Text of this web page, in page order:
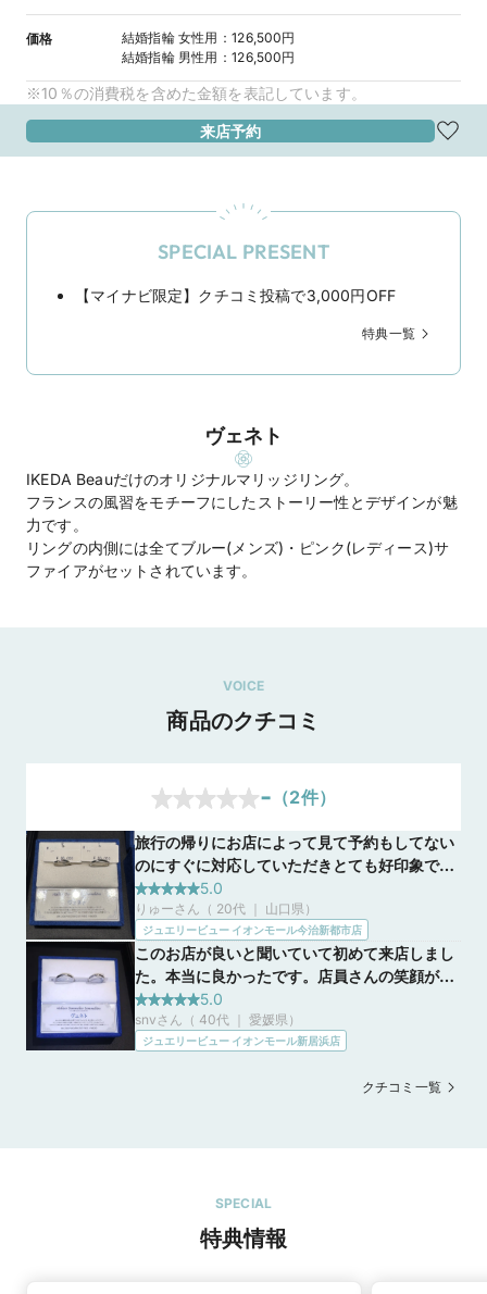
価格 結婚指輪 女性用 ：126,500円
結婚指輪 男性用 ：126,500円
※10％の消費税を含めた金額を表記しています。
来店予約
SPECIAL PRESENT
【マイナビ限定】クチコミ投稿で3,000円OFF
特典一覧
ヴェネト
IKEDA Beauだけのオリジナルマリッジリング。
フランスの風習をモチーフにしたストーリー性とデザインが魅
力です。
リングの内側には全てブルー(メンズ)・ピンク(レディース)サ
ファイアがセットされています。
VOICE
商品のクチコミ
- （2件）
旅行の帰りにお店によって見て予約もしてない
のにすぐに対応していただきとても好印象でし
た。思ったより種類が多くて値段も様々なもの
を取り揃えていたので自分たち好みのデザイン
をじっくり選ぶことが出来て良かったです。
5.0
りゅーさん（ 20代 ｜ 山口県）
ジュエリービュー イオンモール今治新都市店
このお店が良いと聞いていて初めて来店しまし
た。本当に良かったです。店員さんの笑顔が素
敵で初めてでしたので全然わからなかったので
すが説明がとてもわかりやすかったので良かっ
たです。ありがとうございました。
5.0
snvさん（ 40代 ｜ 愛媛県）
ジュエリービュー イオンモール新居浜店
クチコミ一覧
SPECIAL
特典情報